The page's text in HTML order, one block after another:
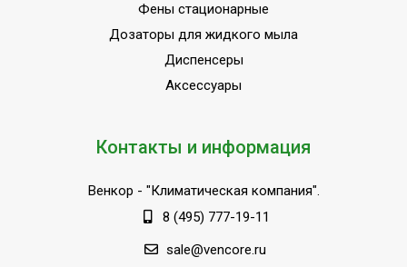
Фены стационарные
Дозаторы для жидкого мыла
Диспенсеры
Аксессуары
Контакты и информация
Венкор - "Климатическая компания".
8 (495) 777-19-11
sale@vencore.ru